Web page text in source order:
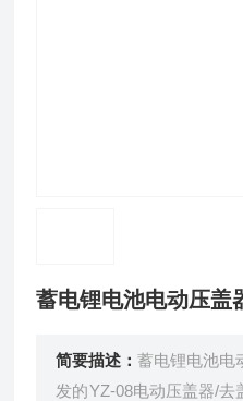
蓄电锂电池电动压盖
简要描述：蓄电锂电池电
发的YZ-08电动压盖器/去